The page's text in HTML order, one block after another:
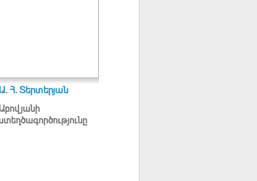
Ա. Հ. Տերտերյան
Աբովյանի
ստեղծագործությունը